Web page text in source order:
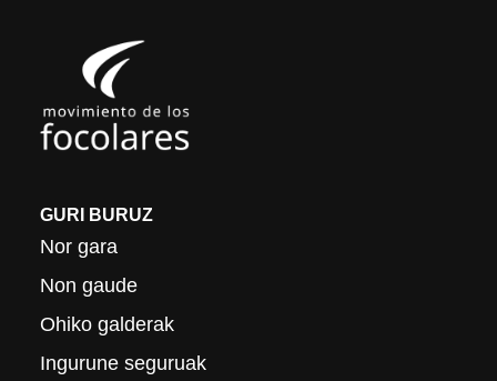
GURI BURUZ
Nor gara
Non gaude
Ohiko galderak
Ingurune seguruak